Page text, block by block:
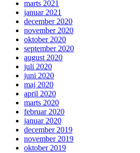
marts 2021
januar 2021
december 2020
november 2020
oktober 2020
september 2020
august 2020
juli 2020
juni 2020
maj 2020
april 2020
marts 2020
februar 2020
januar 2020
december 2019
november 2019
oktober 2019